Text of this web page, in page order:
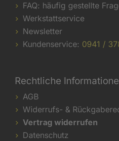
FAQ: häufig gestellte
Werkstattservice
Newsletter
Kundenservice: 0941 /
Rechtliche
AGB
Widerrufs- &
Vertrag widerrufen
Datenschutz